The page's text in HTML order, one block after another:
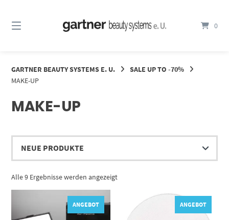
Inhalt
0
GARTNER BEAUTY SYSTEMS E. U.
SALE UP TO -70%
MAKE-UP
MAKE-UP
Alle 9 Ergebnisse werden angezeigtNach
ANGEBOT ANGEBOT